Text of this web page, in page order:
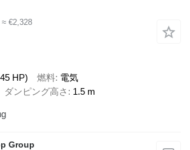
≈ €2,328
HP) 燃料 電気
ダンピング高さ 1.5 m
Group